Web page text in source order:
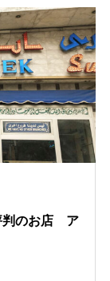
判のお店 ア